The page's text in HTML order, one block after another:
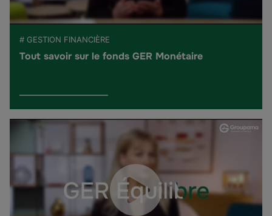
# GESTION FINANCIÈRE
Tout savoir sur le fonds GER Monétaire